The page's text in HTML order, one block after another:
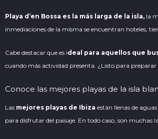
Playa d’en Bossa es la más larga de la isla, la
inmediaciones de la misma se encuentran hoteles,
Cabe destacar que es ideal para aquellos que
cuando más actividad presenta. ¿Listo para
Conoce las mejores playas de la isla
Las mejores playas de Ibiza están llenas de
para disfrutar del paisaje. En todo caso, son muchas